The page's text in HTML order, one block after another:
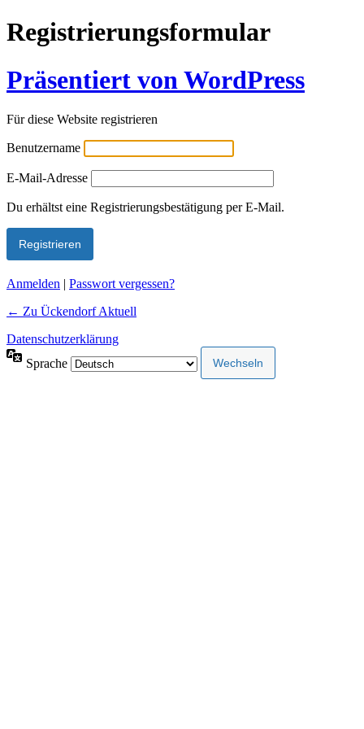
Registrierungsformular
Präsentiert von WordPress
Für diese Website registrieren
Benutzername
E-Mail-Adresse
Alternative:
Du erhältst eine Registrierungsbestätigung per E-Mail.
Anmelden | Passwort vergessen?
← Zu Ückendorf Aktuell
Datenschutzerklärung
Sprache